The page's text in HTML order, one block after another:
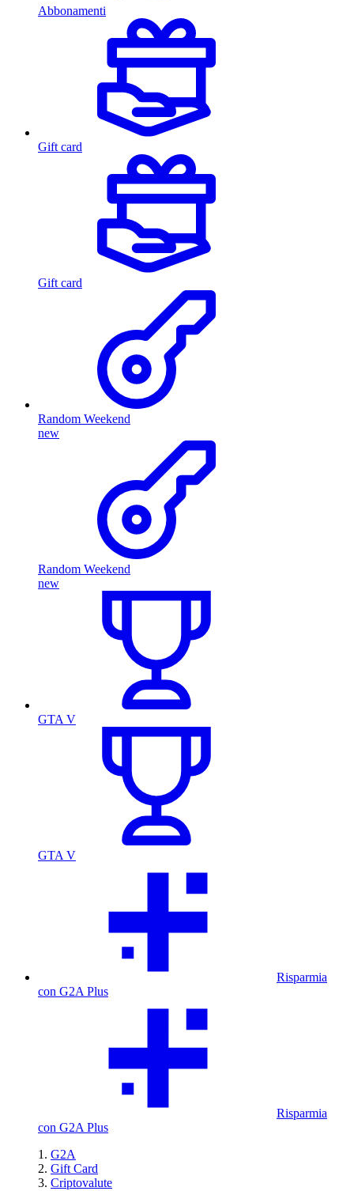
Abbonamenti
Gift card
Gift card
Random Weekend
new
Random Weekend
new
GTA V
GTA V
Risparmia
con G2A Plus
Risparmia
con G2A Plus
G2A
Gift Card
Criptovalute